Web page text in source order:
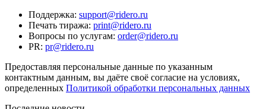
Поддержка: support@ridero.ru
Печать тиража: print@ridero.ru
Вопросы по услугам: order@ridero.ru
PR: pr@ridero.ru
Предоставляя персональные данные по указанным
контактным данным, вы даёте своё согласие на условиях,
определенных Политикой обработки персональных данных